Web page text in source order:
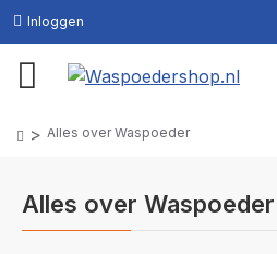
Inloggen
Alles over Waspoeder
Alles over Waspoeder